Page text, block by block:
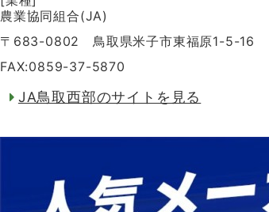
農業協同組合(JA)
〒683-0802 鳥取県米子市東福原1-5-16
FAX:0859-37-5870
JA鳥取西部のサイトを見る